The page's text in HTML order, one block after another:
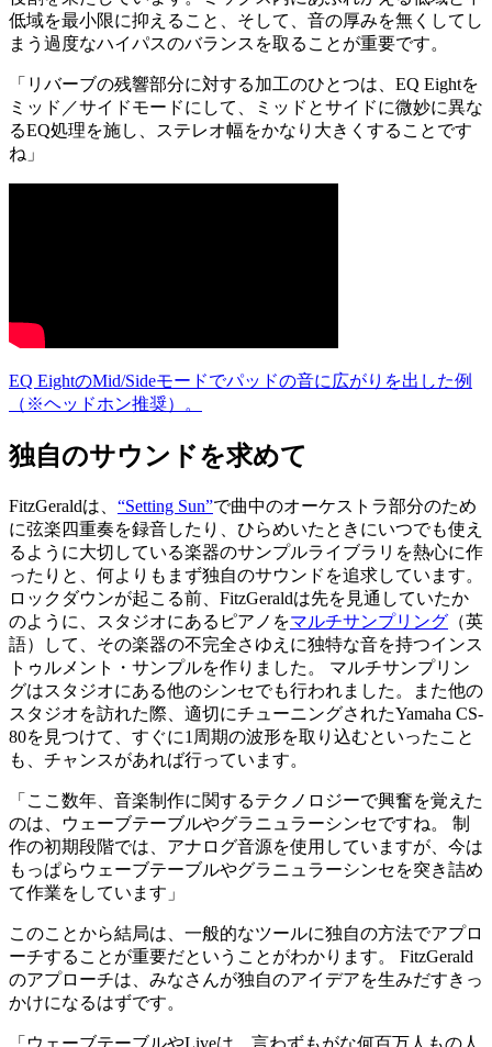
低域を最小限に抑えること、そして、音の厚みを無くしてし
まう過度なハイパスのバランスを取ることが重要です。
「リバーブの残響部分に対する加工のひとつは、EQ Eightを
ミッド／サイドモードにして、ミッドとサイドに微妙に異な
るEQ処理を施し、ステレオ幅をかなり大きくすることです
ね」
EQ EightのMid/Sideモードでパッドの音に広がりを出した例
（※ヘッドホン推奨）。
独自のサウンドを求めて
FitzGeraldは、 “Setting Sun”で曲中のオーケストラ部分のため
に弦楽四重奏を録音したり、ひらめいたときにいつでも使え
るように大切している楽器のサンプルライブラリを熱心に作
ったりと、何よりもまず独自のサウンドを追求しています。
ロックダウンが起こる前、FitzGeraldは先を見通していたか
のように、スタジオにあるピアノをマルチサンプリング （英
語）して、その楽器の不完全さゆえに独特な音を持つインス
トゥルメント・サンプルを作りました。 マルチサンプリン
グはスタジオにある他のシンセでも行われました。また他の
スタジオを訪れた際、適切にチューニングされたYamaha CS-
80を見つけて、すぐに1周期の波形を取り込むといったこと
も、チャンスがあれば行っています。
「ここ数年、音楽制作に関するテクノロジーで興奮を覚えた
のは、ウェーブテーブルやグラニュラーシンセですね。 制
作の初期段階では、アナログ音源を使用していますが、今は
もっぱらウェーブテーブルやグラニュラーシンセを突き詰め
て作業をしています」
このことから結局は、一般的なツールに独自の方法でアプロ
ーチすることが重要だということがわかります。 FitzGerald
のアプローチは、みなさんが独自のアイデアを生みだすきっ
かけになるはずです。
「ウェーブテーブルやLiveは、言わずもがな何百万人もの人